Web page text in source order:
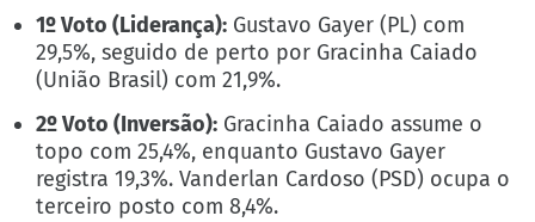
1º Voto (Liderança): Gustavo Gayer (PL) com
29,5%, seguido de perto por Gracinha Caiado
(União Brasil) com 21,9%.
2º Voto (Inversão): Gracinha Caiado assume o
topo com 25,4%, enquanto Gustavo Gayer
registra 19,3%. Vanderlan Cardoso (PSD) ocupa o
terceiro posto com 8,4%.